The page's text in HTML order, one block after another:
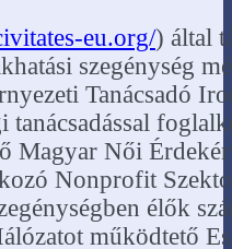
eu.org/) által
szegénység
Tanácsadó
tanácsadással
Magyar Női
Nonprofit
élők
működtető